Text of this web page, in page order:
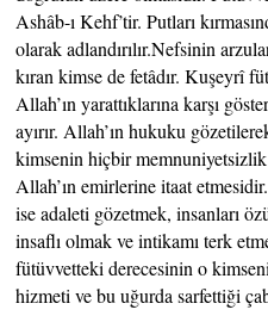
Ashâb-ı Kehf’tir. Putları
olarak adlandırılır.Nefsinin
kıran kimse de fetâdır. Kuşeyrî
Allah’ın yarattıklarına karşı
ayırır. Allah’ın hukuku
kimsenin hiçbir
Allah’ın emirlerine itaat
ise adaleti gözetmek, insanları
insaflı olmak ve intikamı terk
fütüvvetteki derecesinin o
hizmeti ve bu uğurda sarfettiği